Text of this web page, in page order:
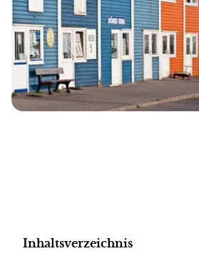
Inhaltsverzeichnis